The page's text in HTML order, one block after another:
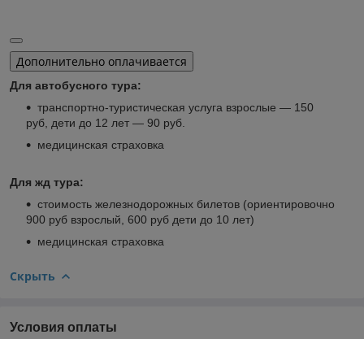
Дополнительно оплачивается
Для автобусного тура:
транспортно-туристическая услуга взрослые — 150
руб, дети до 12 лет — 90 руб.
медицинская страховка
Для жд тура:
стоимость железнодорожных билетов (ориентировочно
900 руб взрослый, 600 руб дети до 10 лет)
медицинская страховка
Скрыть
Условия оплаты